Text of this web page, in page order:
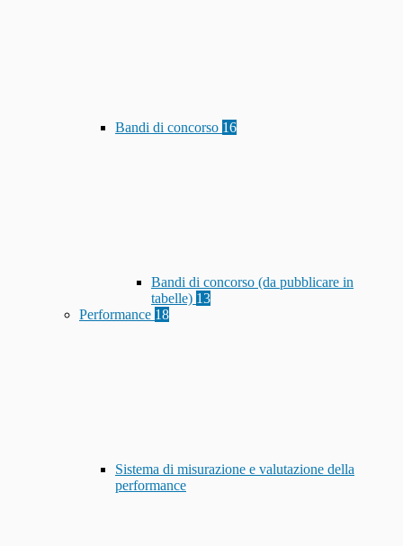
Bandi di concorso 16
Bandi di concorso (da pubblicare in
tabelle) 13
Performance 18
Sistema di misurazione e valutazione della
performance